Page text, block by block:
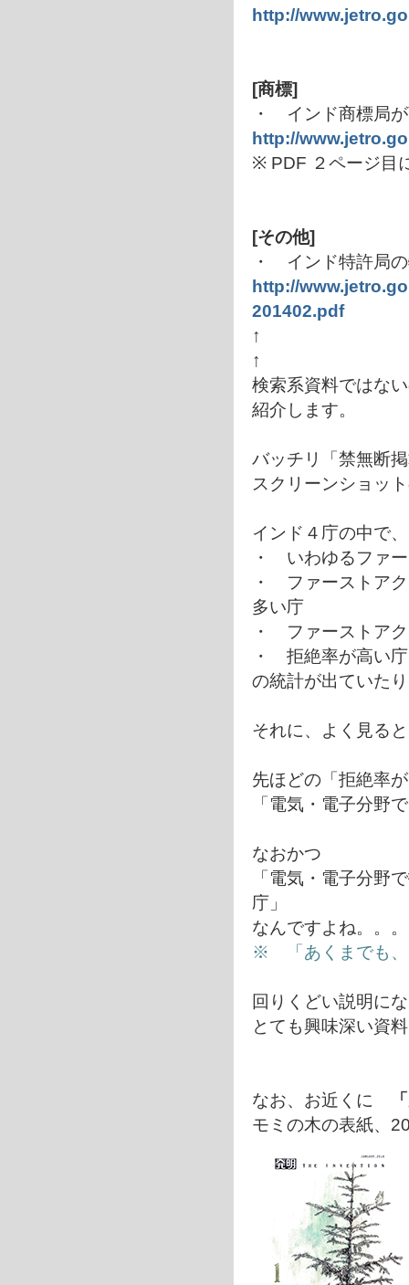
http://
[商標]
・ インド商標局
http://
※ PDF ２ページ目
[その他]
・ インド特許局
http://
201402.pdf
↑
↑
検索系資料ではな
紹介します。
バッチリ「禁無断
スクリーンショッ
インド４庁の中で、
・ いわゆるファ
・ ファーストア
多い庁
・ ファーストア
・ 拒絶率が高い庁
の統計が出ていた
それに、よく見る
先ほどの「拒絶率
「電気・電子分野
なおかつ
「電気・電子分野
庁」
なんですよね。。。
※ 「あくまでも、
回りくどい説明に
とても興味深い資
なお、お近くに
モミの木の表紙、